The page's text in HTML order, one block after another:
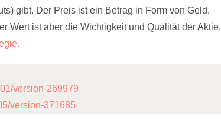
gibt. Der Preis ist ein Betrag in Form von Geld,
Wert ist aber die Wichtigkeit und Qualität der Aktie,
.
version-269979
version-371685